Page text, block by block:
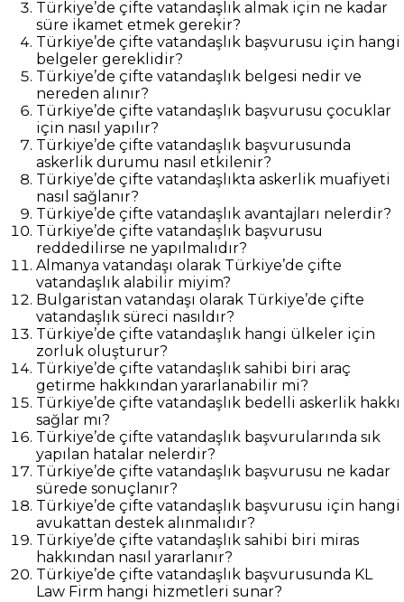
Türkiye’de çifte vatandaşlık almak için ne kadar
süre ikamet etmek gerekir?
Türkiye’de çifte vatandaşlık başvurusu için hangi
belgeler gereklidir?
Türkiye’de çifte vatandaşlık belgesi nedir ve
nereden alınır?
Türkiye’de çifte vatandaşlık başvurusu çocuklar
için nasıl yapılır?
Türkiye’de çifte vatandaşlık başvurusunda
askerlik durumu nasıl etkilenir?
Türkiye’de çifte vatandaşlıkta askerlik muafiyeti
nasıl sağlanır?
Türkiye’de çifte vatandaşlık avantajları nelerdir?
Türkiye’de çifte vatandaşlık başvurusu
reddedilirse ne yapılmalıdır?
Almanya vatandaşı olarak Türkiye’de çifte
vatandaşlık alabilir miyim?
Bulgaristan vatandaşı olarak Türkiye’de çifte
vatandaşlık süreci nasıldır?
Türkiye’de çifte vatandaşlık hangi ülkeler için
zorluk oluşturur?
Türkiye’de çifte vatandaşlık sahibi biri araç
getirme hakkından yararlanabilir mi?
Türkiye’de çifte vatandaşlık bedelli askerlik hakkı
sağlar mı?
Türkiye’de çifte vatandaşlık başvurularında sık
yapılan hatalar nelerdir?
Türkiye’de çifte vatandaşlık başvurusu ne kadar
sürede sonuçlanır?
Türkiye’de çifte vatandaşlık başvurusu için hangi
avukattan destek alınmalıdır?
Türkiye’de çifte vatandaşlık sahibi biri miras
hakkından nasıl yararlanır?
Türkiye’de çifte vatandaşlık başvurusunda KL
Law Firm hangi hizmetleri sunar?